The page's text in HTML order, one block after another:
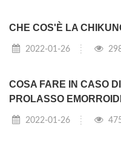
CHE COS'È LA
2022-01-26
COSA FARE IN CASO DI
PROLASSO
2022-01-26